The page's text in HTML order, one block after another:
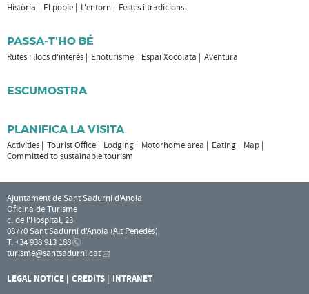
Història El poble L'entorn Festes i tradicions
PASSA-T'HO BÉ
Rutes i llocs d'interès Enoturisme Espai Xocolata Aventura
ESCUMOSTRA
PLANIFICA LA VISITA
Activities Tourist Office Lodging Motorhome area Eating
Map
Committed to sustainable tourism
Ajuntament de Sant Sadurní d'Anoia
Oficina de Turisme
c. de l'Hospital, 23
08770 Sant Sadurní d'Anoia (Alt Penedès)
T. +34 938 913 188
turisme@santsadurni.cat
LEGAL NOTICE CREDITS INTRANET